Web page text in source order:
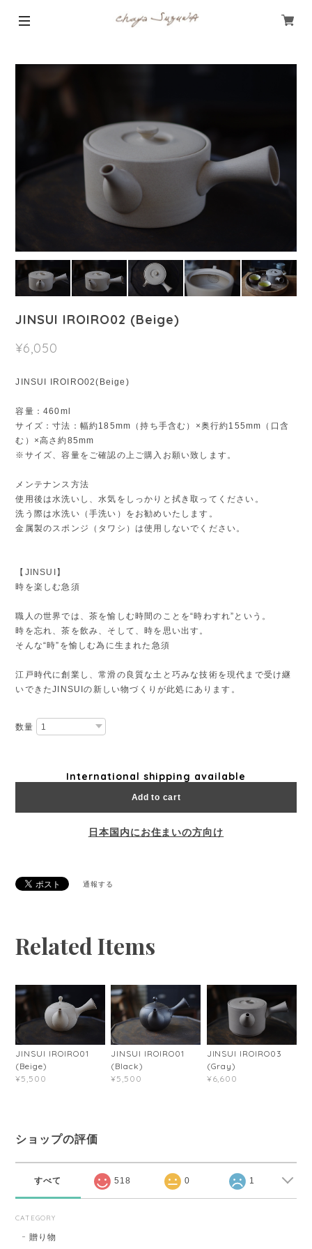
JINSUI IROIRO02 (Beige)
¥6,050
JINSUI IROIRO02(Beige)
容量：460ml
サイズ：寸法：幅約185mm（持ち手含む）×奥行約155mm（口含
む）×高さ約85mm
※サイズ、容量をご確認の上ご購入お願い致します。
メンテナンス方法
使用後は水洗いし、水気をしっかりと拭き取ってください。
洗う際は水洗い（手洗い）をお勧めいたします。
金属製のスポンジ（タワシ）は使用しないでください。
【JINSUI】
時を楽しむ急須
職人の世界では、茶を愉しむ時間のことを“時わすれ”という。
時を忘れ、茶を飲み、そして、時を思い出す。
そんな“時”を愉しむ為に生まれた急須
江戸時代に創業し、常滑の良質な土と巧みな技術を現代まで受け継
いできたJINSUIの新しい物づくりが此処にあります。
数量
International shipping available
Add to cart
日本国内にお住まいの方向け
通報する
Related Items
JINSUI IROIRO01
(Beige)
¥5,500
JINSUI IROIRO01
(Black)
¥5,500
JINSUI IROIRO03
(Gray)
¥6,600
ショップの評価
すべて 518 0 1
CATEGORY
贈り物